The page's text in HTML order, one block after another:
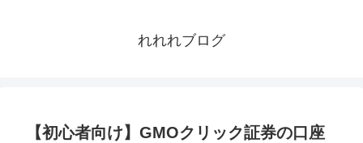
れれれブログ
【初心者向け】GMOクリック証券の口座